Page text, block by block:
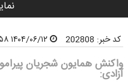
کد خبر: 202808
واکنش همایون شجریان
آزادی: